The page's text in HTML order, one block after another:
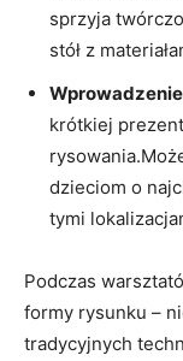
sprzyja
stół‌ z
krótkiej
dzieciom ⁤o
tymi
Podczas
formy rysunku –
tradycyjnych